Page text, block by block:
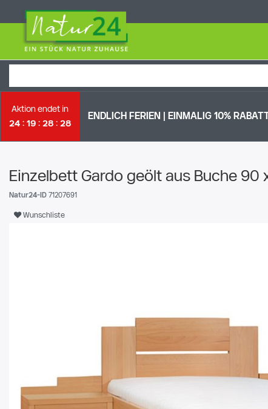
Aktion endet in
24
19 28 28
ENDLICH FERIEN | EI NMALIG 10%
Einzelbett Gardo geölt aus Buche 90
Natur24-ID 71207691
Wunschliste